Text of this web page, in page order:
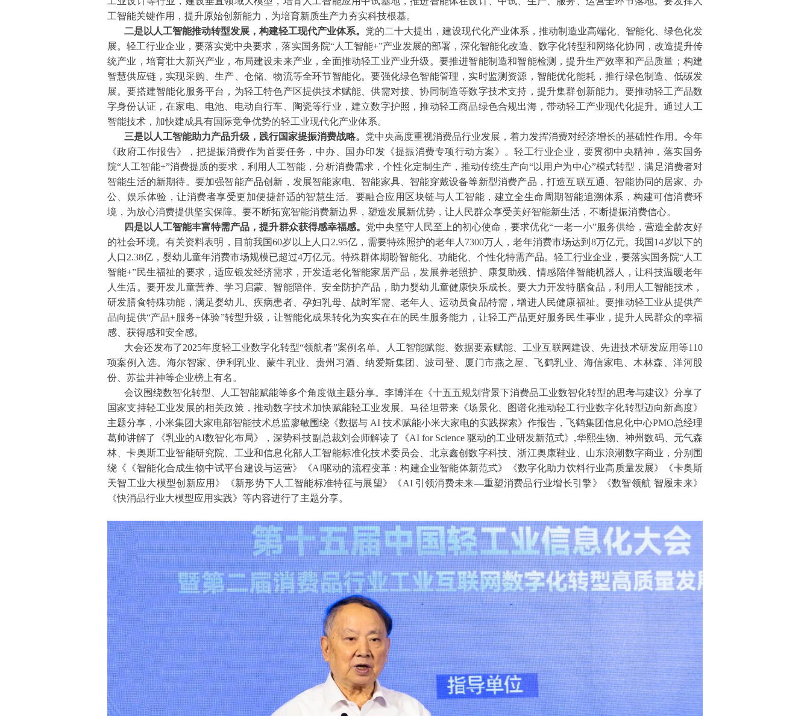
工智能关键作用，提升原始创新能力，为培育新质生产力夯实科技根基。
二是以人工智能推动转型发展，构建轻工现代产业体系。 党的二十大提出，建设现代化产业体系，推动制造业高端化、智能化、绿色化发
展。轻工行业企业，要落实党中央要求，落实国务院“人工智能+”产业发展的部署，深化智能化改造、数字化转型和网络化协同，改造提升传
统产业，培育壮大新兴产业，布局建设未来产业，全面推动轻工业产业升级。要推进智能制造和智能检测，提升生产效率和产品质量；构建
智慧供应链，实现采购、生产、仓储、物流等全环节智能化。要强化绿色智能管理，实时监测资源，智能优化能耗，推行绿色制造、低碳发
展。要搭建智能化服务平台，为轻工特色产区提供技术赋能、供需对接、协同制造等数字技术支持，提升集群创新能力。要推动轻工产品数
字身份认证，在家电、电池、电动自行车、陶瓷等行业，建立数字护照，推动轻工商品绿色合规出海，带动轻工产业现代化提升。通过人工
智能技术，加快建成具有国际竞争优势的轻工业现代化产业体系。
三是以人工智能助力产品升级，践行国家提振消费战略。 党中央高度重视消费品行业发展，着力发挥消费对经济增长的基础性作用。今年
《政府工作报告》，把提振消费作为首要任务，中办、国办印发《提振消费专项行动方案》。轻工行业企业，要贯彻中央精神，落实国务
院“人工智能+”消费提质的要求，利用人工智能，分析消费需求，个性化定制生产，推动传统生产向“以用户为中心”模式转型，满足消费者对
智能生活的新期待。要加强智能产品创新，发展智能家电、智能家具、智能穿戴设备等新型消费产品，打造互联互通、智能协同的居家、办
公、娱乐体验，让消费者享受更加便捷舒适的智慧生活。要融合应用区块链与人工智能，建立全生命周期智能追溯体系，构建可信消费环
境，为放心消费提供坚实保障。要不断拓宽智能消费新边界，塑造发展新优势，让人民群众享受美好智能新生活，不断提振消费信心。
四是以人工智能丰富特需产品，提升群众获得感幸福感。 党中央坚守人民至上的初心使命，要求优化“一老一小”服务供给，营造全龄友好
的社会环境。有关资料表明，目前我国60岁以上人口2.95亿，需要特殊照护的老年人7300万人，老年消费市场达到8万亿元。我国14岁以下的
人口2.38亿，婴幼儿童年消费市场规模已超过4万亿元。特殊群体期盼智能化、功能化、个性化特需产品。轻工行业企业，要落实国务院“人工
智能+”民生福祉的要求，适应银发经济需求，开发适老化智能家居产品，发展养老照护、康复助残、情感陪伴智能机器人，让科技温暖老年
人生活。要开发儿童营养、学习启蒙、智能陪伴、安全防护产品，助力婴幼儿童健康快乐成长。要大力开发特膳食品，利用人工智能技术，
研发膳食特殊功能，满足婴幼儿、疾病患者、孕妇乳母、战时军需、老年人、运动员食品特需，增进人民健康福祉。要推动轻工业从提供产
品向提供“产品+服务+体验”转型升级，让智能化成果转化为实实在在的民生服务能力，让轻工产品更好服务民生事业，提升人民群众的幸福
感、获得感和安全感。
大会还发布了2025年度轻工业数字化转型“领航者”案例名单。人工智能赋能、数据要素赋能、工业互联网建设、先进技术研发应用等110
项案例入选。海尔智家、伊利乳业、蒙牛乳业、贵州习酒、纳爱斯集团、波司登、厦门市燕之屋、飞鹤乳业、海信家电、木林森、洋河股
份、苏盐井神等企业榜上有名。
会议围绕数智化转型、人工智能赋能等多个角度做主题分享。李博洋在《十五五规划背景下消费品工业数智化转型的思考与建议》分享了
国家支持轻工业发展的相关政策，推动数字技术加快赋能轻工业发展。马径坦带来《场景化、图谱化推动轻工行业数字化转型迈向新高度》
主题分享，小米集团大家电部智能技术总监廖敏围绕《数据与 AI 技术赋能小米大家电的实践探索》作报告，飞鹤集团信息化中心PMO总经理
葛帅讲解了《乳业的AI数智化布局》，深势科技副总裁刘会师解读了《AI for Science 驱动的工业研发新范式》,华熙生物、神州数码、元气森
林、卡奥斯工业智能研究院、工业和信息化部人工智能标准化技术委员会、北京鑫创数字科技、浙江奥康鞋业、山东浪潮数字商业，分别围
绕《《智能化合成生物中试平台建设与运营》《AI驱动的流程变革：构建企业智能体新范式》《数字化助力饮料行业高质量发展》《卡奥斯
天智工业大模型创新应用》《新形势下人工智能标准特征与展望》《AI 引领消费未来—重塑消费品行业增长引擎》《数智领航 智履未来》
《快消品行业大模型应用实践》等内容进行了主题分享。